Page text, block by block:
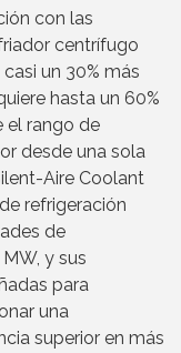
con las
centrífugo
un 30% más
hasta un 60%
el rango de
desde una sola
Aire Coolant
refrigeración
de
y sus
para
una
superior en más